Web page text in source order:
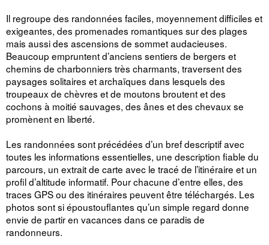
Il regroupe des randonnées faciles, moyennement difficiles et
exigeantes, des promenades romantiques sur des plages
mais aussi des ascensions de sommet audacieuses.
Beaucoup empruntent d’anciens sentiers de bergers et
chemins de charbonniers très charmants, traversent des
paysages solitaires et archaïques dans lesquels des
troupeaux de chèvres et de moutons broutent et des
cochons à moitié sauvages, des ânes et des chevaux se
promènent en liberté.
Les randonnées sont précédées d’un bref descriptif avec
toutes les informations essentielles, une description fiable du
parcours, un extrait de carte avec le tracé de l’itinéraire et un
profil d’altitude informatif. Pour chacune d’entre elles, des
traces GPS ou des itinéraires peuvent être téléchargés. Les
photos sont si époustouflantes qu’un simple regard donne
envie de partir en vacances dans ce paradis de
randonneurs.